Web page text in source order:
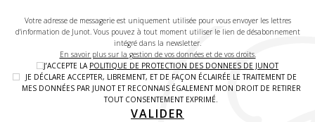
Votre adresse de messagerie est uniquement utilisée pour vous envoyer les lettres
d'information de Junot. Vous pouvez à tout moment utiliser le lien de désabonnement
intégré dans la newsletter.
En savoir plus sur la gestion de vos données et de vos droits.
J’ACCEPTE LA POLITIQUE DE PROTECTION DES DONNEES DE JUNOT
JE DÉCLARE ACCEPTER, LIBREMENT, ET DE FAÇON ÉCLAIRÉE LE TRAITEMENT DE
MES DONNÉES PAR JUNOT ET RECONNAIS ÉGALEMENT MON DROIT DE RETIRER
TOUT CONSENTEMENT EXPRIMÉ.
VALIDER